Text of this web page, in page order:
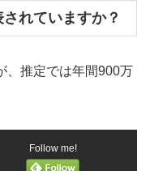
れていますか？
、推定では年間900万
Follow me!